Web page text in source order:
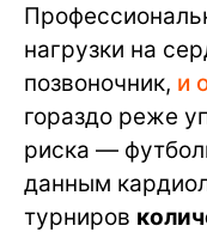
нагрузки на
позвоночник, и
гораздо реже
риска —
данным
турниров